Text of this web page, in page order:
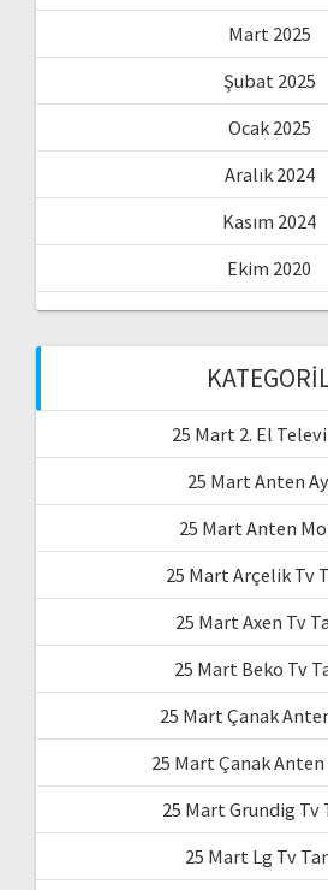
Mart 2025
Şubat 2025
Ocak 2025
Aralık 2024
Kasım 2024
Ekim 2020
25 Mart 2. El
25 Mart Anten
25 Mart Anten
25 Mart Arçelik Tv
25 Mart Axen Tv
25 Mart Beko Tv
25 Mart Çanak
25 Mart Çanak
25 Mart Grundig Tv
25 Mart Lg Tv